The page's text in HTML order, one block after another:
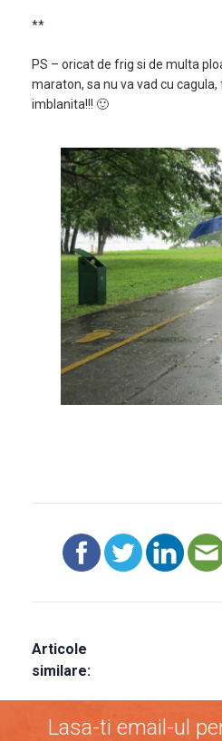
**
PS – oricat de frig si de multa
maraton, sa nu va vad cu
imblanita!!! 🙂
Articole
similare:
Lasa-ti email-ul